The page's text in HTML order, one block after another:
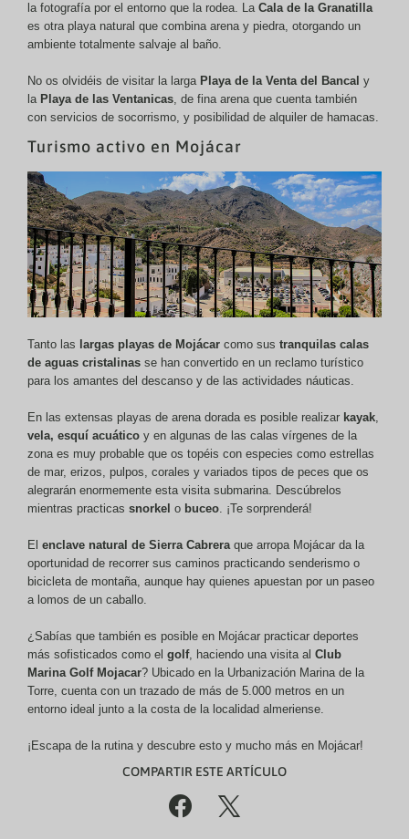
la fotografía por el entorno que la rodea. La Cala de la Granatilla
es otra playa natural que combina arena y piedra, otorgando un
ambiente totalmente salvaje al baño.
No os olvidéis de visitar la larga Playa de la Venta del Bancal y
la Playa de las Ventanicas, de fina arena que cuenta también
con servicios de socorrismo, y posibilidad de alquiler de hamacas.
Turismo activo en Mojácar
Tanto las largas playas de Mojácar como sus tranquilas calas
de aguas cristalinas se han convertido en un reclamo turístico
para los amantes del descanso y de las actividades náuticas.
En las extensas playas de arena dorada es posible realizar kayak,
vela, esquí acuático y en algunas de las calas vírgenes de la
zona es muy probable que os topéis con especies como estrellas
de mar, erizos, pulpos, corales y variados tipos de peces que os
alegrarán enormemente esta visita submarina. Descúbrelos
mientras practicas snorkel o buceo. ¡Te sorprenderá!
El enclave natural de Sierra Cabrera que arropa Mojácar da la
oportunidad de recorrer sus caminos practicando senderismo o
bicicleta de montaña, aunque hay quienes apuestan por un paseo
a lomos de un caballo.
¿Sabías que también es posible en Mojácar practicar deportes
más sofisticados como el golf, haciendo una visita al Club
Marina Golf Mojacar? Ubicado en la Urbanización Marina de la
Torre, cuenta con un trazado de más de 5.000 metros en un
entorno ideal junto a la costa de la localidad almeriense.
¡Escapa de la rutina y descubre esto y mucho más en Mojácar!
COMPARTIR ESTE ARTÍCULO
% (